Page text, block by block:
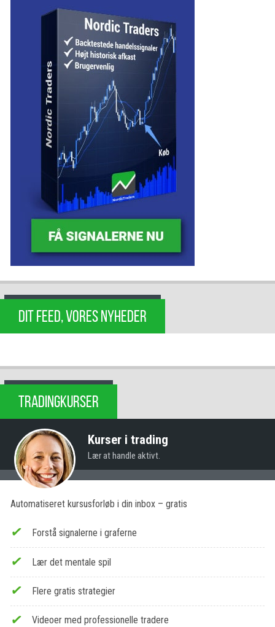
DIT FEED, VORES NYHEDER
TRADINGKURSER
Kurser i trading
Lær at handle aktivt.
Automatiseret kursusforløb i din inbox – gratis
Forstå signalerne i graferne
Lær det mentale spil
Flere gratis strategier
Videoer med professionelle tradere